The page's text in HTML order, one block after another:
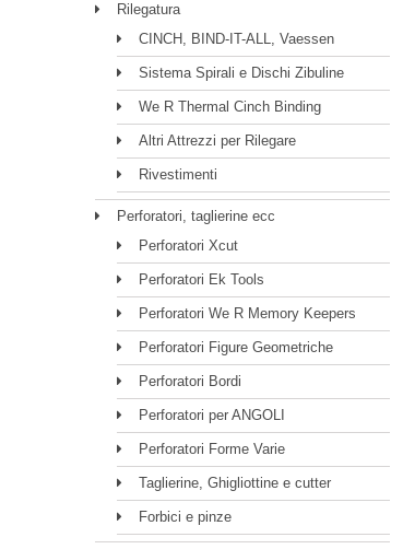
Rilegatura
CINCH, BIND-IT-ALL, Vaessen
Sistema Spirali e Dischi Zibuline
We R Thermal Cinch Binding
Altri Attrezzi per Rilegare
Rivestimenti
Perforatori, taglierine ecc
Perforatori Xcut
Perforatori Ek Tools
Perforatori We R Memory Keepers
Perforatori Figure Geometriche
Perforatori Bordi
Perforatori per ANGOLI
Perforatori Forme Varie
Taglierine, Ghigliottine e cutter
Forbici e pinze